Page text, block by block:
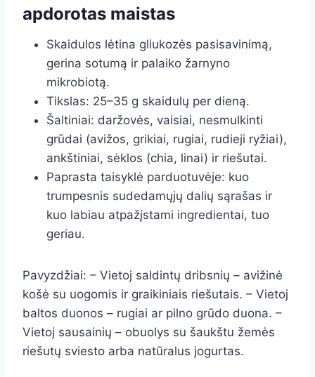
apdorotas maistas
Skaidulos lėtina gliukozės pasisavinimą,
gerina sotumą ir palaiko žarnyno
mikrobiotą.
Tikslas: 25–35 g skaidulų per dieną.
Šaltiniai: daržovės, vaisiai, nesmulkinti
grūdai (avižos, grikiai, rugiai, rudieji ryžiai),
ankštiniai, sėklos (chia, linai) ir riešutai.
Paprasta taisyklė parduotuvėje: kuo
trumpesnis sudedamųjų dalių sąrašas ir
kuo labiau atpažįstami ingredientai, tuo
geriau.
Pavyzdžiai: – Vietoj saldintų dribsnių – avižinė
košė su uogomis ir graikiniais riešutais. – Vietoj
baltos duonos – rugiai ar pilno grūdo duona. –
Vietoj sausainių – obuolys su šaukštu žemės
riešutų sviesto arba natūralus jogurtas.